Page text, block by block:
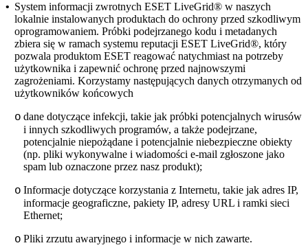
• System informacji zwrotnych ESET LiveGrid® w naszych
lokalnie instalowanych produktach do ochrony przed szkodliwym
oprogramowaniem. Próbki podejrzanego kodu i metadanych
zbiera się w ramach systemu reputacji ESET LiveGrid®, który
pozwala produktom ESET reagować natychmiast na potrzeby
użytkownika i zapewnić ochronę przed najnowszymi
zagrożeniami. Korzystamy następujących danych otrzymanych od
użytkowników końcowych
o dane dotyczące infekcji, takie jak próbki potencjalnych wirusów
i innych szkodliwych programów, a także podejrzane,
potencjalnie niepożądane i potencjalnie niebezpieczne obiekty
(np. pliki wykonywalne i wiadomości e-mail zgłoszone jako
spam lub oznaczone przez nasz produkt);
o Informacje dotyczące korzystania z Internetu, takie jak adres IP,
informacje geograficzne, pakiety IP, adresy URL i ramki sieci
Ethernet;
o Pliki zrzutu awaryjnego i informacje w nich zawarte.